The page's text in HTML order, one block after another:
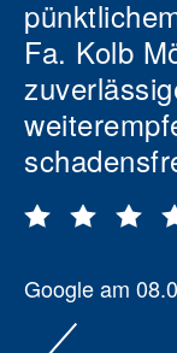
Fa. Kolb
Google am